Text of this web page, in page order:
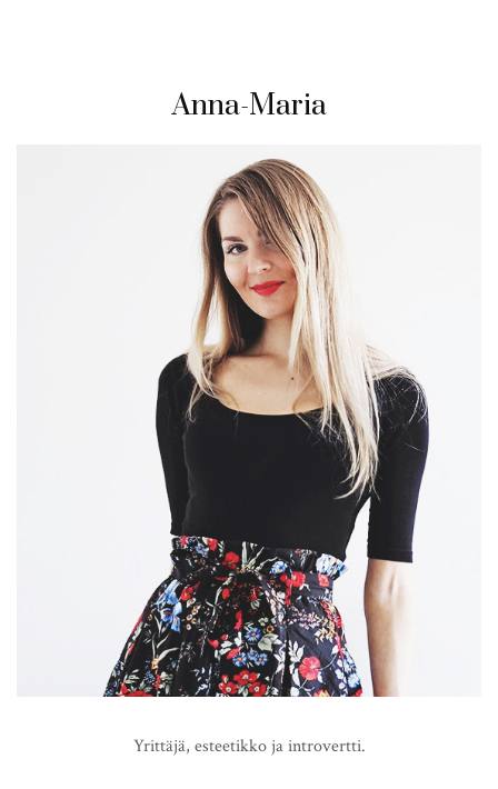
Anna-Maria
Yrittäjä, esteetikko ja introvertti.